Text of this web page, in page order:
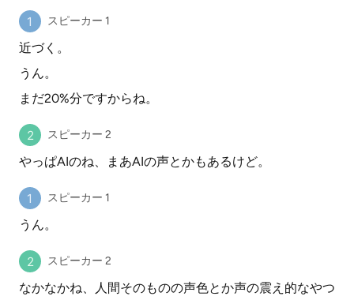
スピーカー 1
近づく。
うん。
まだ20%分ですからね。
スピーカー 2
やっぱAIのね、まあAIの声とかもあるけど。
スピーカー 1
うん。
スピーカー 2
なかなかね、人間そのものの声色とか声の震え的なやつ